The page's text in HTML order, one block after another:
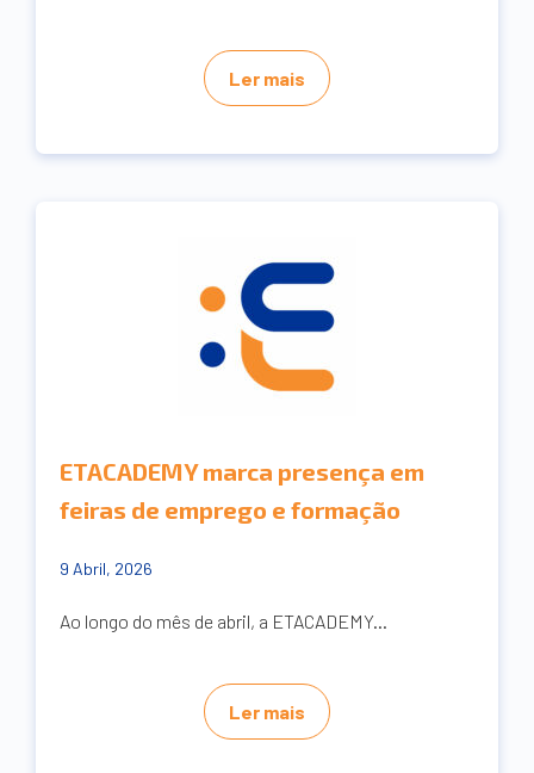
Ler mais
ETACADEMY marca presença em
feiras de emprego e formação
9 Abril, 2026
Ao longo do mês de abril, a ETACADEMY...
Ler mais